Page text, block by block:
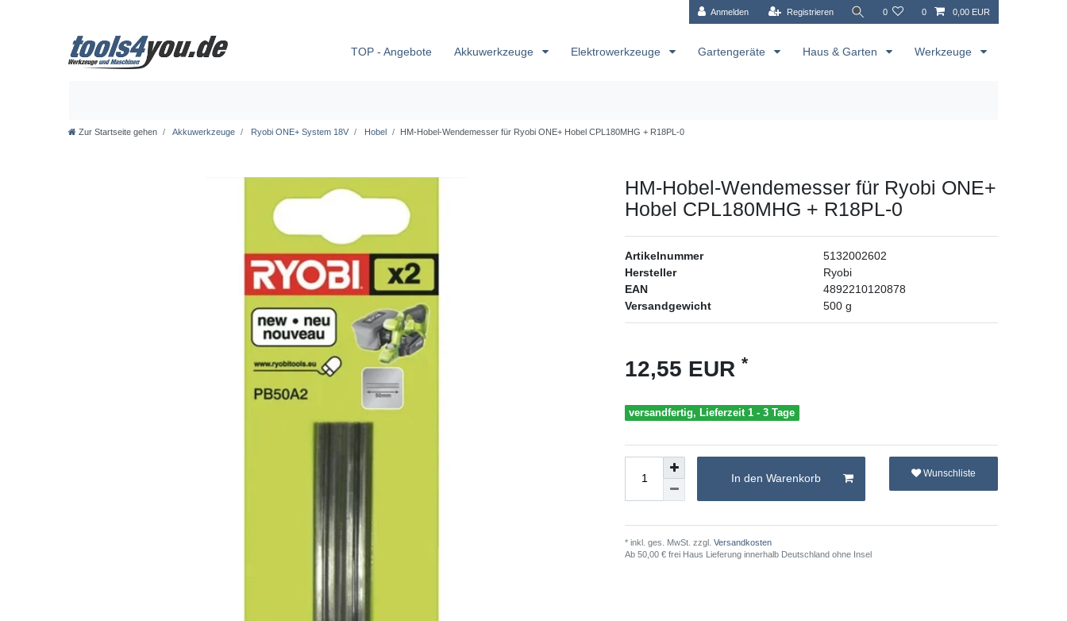
Anmelden Registrieren 0 0 0,00 EUR
TOP - Angebote Akkuwerkzeuge Elektrowerkzeuge Gartengeräte Haus & Garten Werkzeuge
Zur Startseite gehen Akkuwerkzeuge Ryobi ONE+ System 18V Hobel HM-Hobel-Wendemesser für Ryobi ONE+ Hobel CPL180MHG + R18PL-0
HM-Hobel-Wendemesser für Ryobi ONE+
Hobel CPL180MHG + R18PL-0
Artikelnummer
5132002602
Hersteller
Ryobi
EAN
4892210120878
Versandgewicht
500 g
12,55 EUR *
versandfertig, Lieferzeit 1 - 3 Tage
In den Warenkorb Wunschliste
* inkl. ges. MwSt. zzgl. Versandkosten
Ab 50,00 € frei Haus Lieferung innerhalb Deutschland ohne Insel